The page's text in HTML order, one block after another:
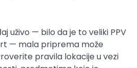
uživo — bilo da je to veliki PPV
— mala priprema može
pravila lokacije u vezi